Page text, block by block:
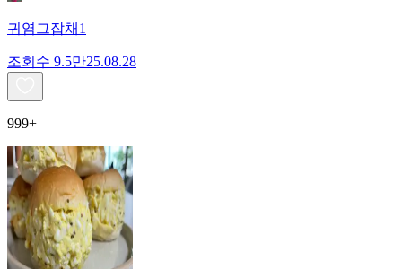
귀염그잡채1
조회수 9.5만25.08.28
999+